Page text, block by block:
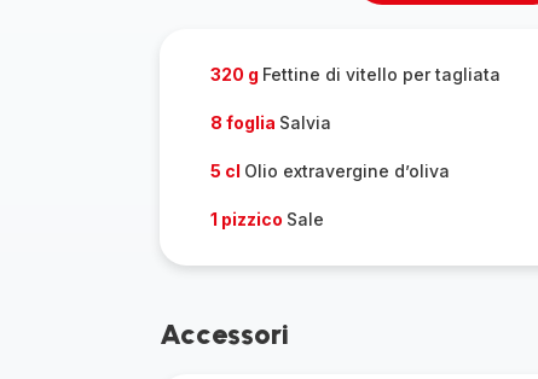
320 g Fettine di vitello per tagliata
8 foglia Salvia
5 cl Olio extravergine d’oliva
1 pizzico Sale
Accessori